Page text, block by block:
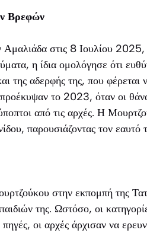
Βρεφών
στις 8 Ιουλίου 2025,
η ίδια ομολόγησε ότι
της αδερφής της, που
το 2023, όταν οι
από τις αρχές. Η
παρουσιάζοντας τον
στην εκπομπή της
της. Ωστόσο, οι
οι αρχές άρχισαν να